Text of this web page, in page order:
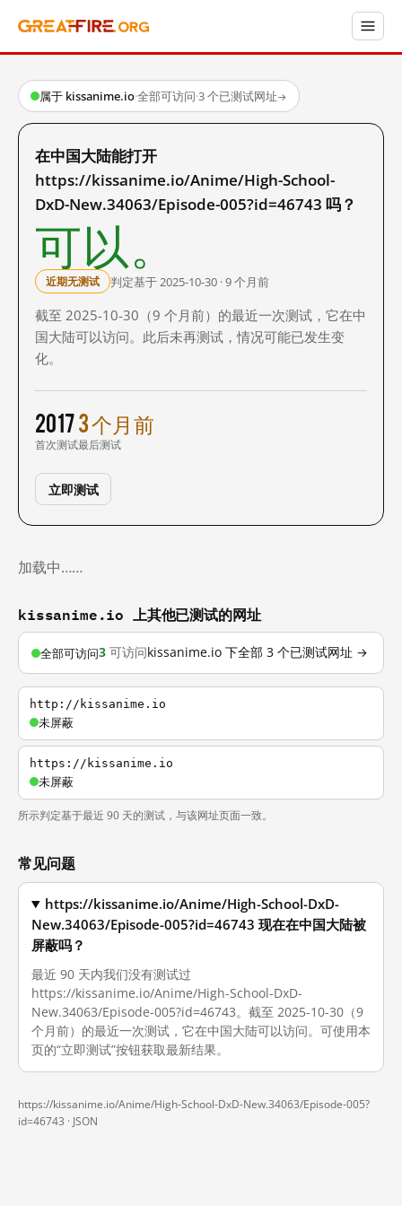
属于 kissanime.io·全部可访问·3 个已测试网址→
在中国大陆能打开
https://kissanime.io/Anime/High-School-
DxD-New.34063/Episode-005?id=46743 吗？
可以。
近期无测试 判定基于 2025-10-30 · 9 个月前
截至 2025-10-30（9 个月前）的最近一次测试，它在中
国大陆可以访问。此后未再测试，情况可能已发生变
化。
2017
首次测试
3 个月前
最后测试
立即测试
加载中……
kissanime.io 上其他已测试的网址
全部可访问3 可访问kissanime.io 下全部 3 个已测试网址 →
http://kissanime.io
未屏蔽
https://kissanime.io
未屏蔽
所示判定基于最近 90 天的测试，与该网址页面一致。
常见问题
https://kissanime.io/Anime/High-School-DxD-
New.34063/Episode-005?id=46743 现在在中国大陆被
屏蔽吗？
最近 90 天内我们没有测试过
https://kissanime.io/Anime/High-School-DxD-
New.34063/Episode-005?id=46743。截至 2025-10-30（9
个月前）的最近一次测试，它在中国大陆可以访问。可使用本
页的“立即测试”按钮获取最新结果。
https://kissanime.io/Anime/High-School-DxD-New.34063/Episode-005?
id=46743 · JSON